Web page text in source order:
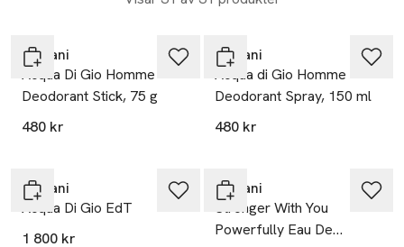
Armani
Acqua Di Gio Homme
Deodorant Stick, 75 g
480 kr
Armani
Acqua di Gio Homme
Deodorant Spray, 150 ml
480 kr
Armani
Acqua Di Gio EdT
1 800 kr
Armani
Stronger With You
Powerfully Eau De